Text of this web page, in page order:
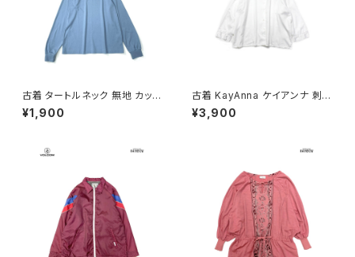
古着 タートルネック 無地 カット
ソー 長袖 Ｔシャツ くすみ 青 水
色 (ttu2501171)
¥1,900
古着 KayAnna ケイアンナ 刺繍
サテン 長袖 ブラウス 白 (ttu25
01021)
¥3,900